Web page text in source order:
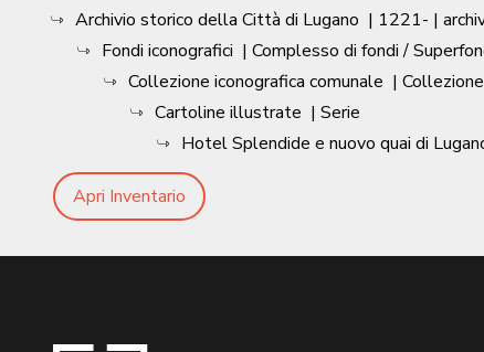
Archivio storico della Città di Lugano | 1221- |
Fondi iconografici | Complesso di fondi /
Collezione iconografica comunale |
Cartoline illustrate | Serie
Hotel Splendide e nuovo quai di
Apri Inventario